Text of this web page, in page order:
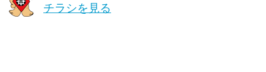
チラシを見る